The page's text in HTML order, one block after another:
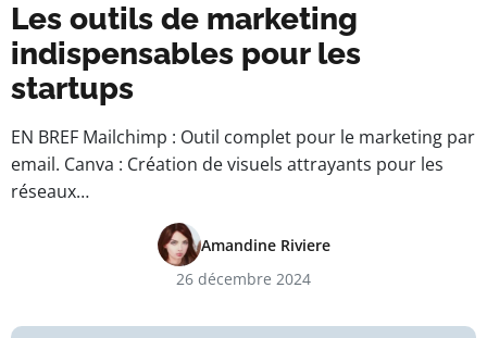
Les outils de marketing
indispensables pour les
startups
EN BREF Mailchimp : Outil complet pour le marketing par
email. Canva : Création de visuels attrayants pour les
réseaux…
Amandine Riviere
26 décembre 2024